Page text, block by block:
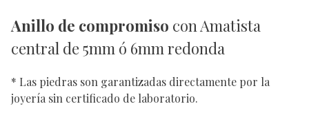
Anillo de compromiso con Amatista
central de 5mm ó 6mm redonda
* Las piedras son garantizadas directamente por la
joyería sin certificado de laboratorio.